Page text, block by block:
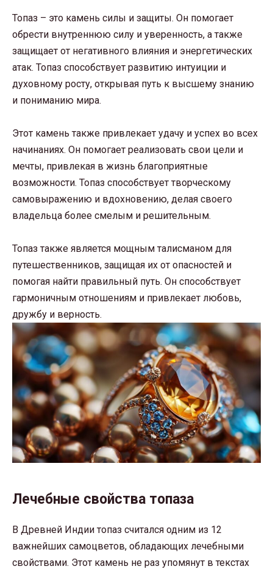
Топаз – это камень силы и защиты. Он помогает
обрести внутреннюю силу и уверенность, а также
защищает от негативного влияния и энергетических
атак. Топаз способствует развитию интуиции и
духовному росту, открывая путь к высшему знанию
и пониманию мира.
Этот камень также привлекает удачу и успех во всех
начинаниях. Он помогает реализовать свои цели и
мечты, привлекая в жизнь благоприятные
возможности. Топаз способствует творческому
самовыражению и вдохновению, делая своего
владельца более смелым и решительным.
Топаз также является мощным талисманом для
путешественников, защищая их от опасностей и
помогая найти правильный путь. Он способствует
гармоничным отношениям и привлекает любовь,
дружбу и верность.
Лечебные свойства топаза
В Древней Индии топаз считался одним из 12
важнейших самоцветов, обладающих лечебными
свойствами. Этот камень не раз упомянут в текстах